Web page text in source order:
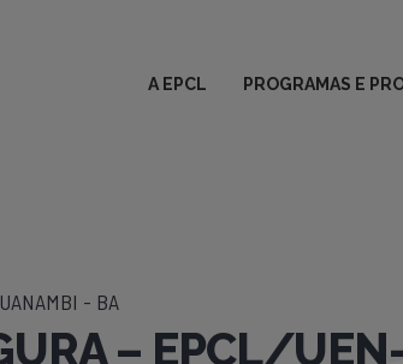
A EPCL PROGRAMAS E
- BA
– EPCL/